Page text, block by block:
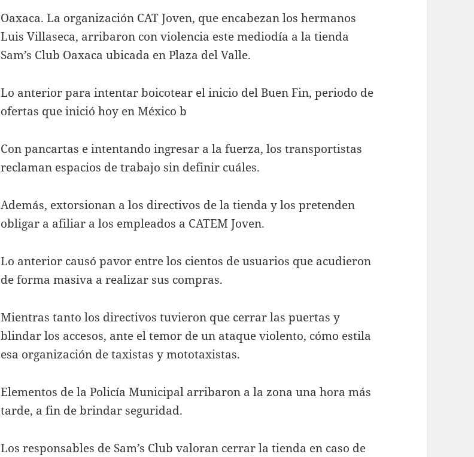
Oaxaca. La organización CAT Joven, que encabezan los hermanos
Luis Villaseca, arribaron con violencia este mediodía a la tienda
Sam’s Club Oaxaca ubicada en Plaza del Valle.
Lo anterior para intentar boicotear el inicio del Buen Fin, periodo de
ofertas que inició hoy en México b
Con pancartas e intentando ingresar a la fuerza, los transportistas
reclaman espacios de trabajo sin definir cuáles.
Además, extorsionan a los directivos de la tienda y los pretenden
obligar a afiliar a los empleados a CATEM Joven.
Lo anterior causó pavor entre los cientos de usuarios que acudieron
de forma masiva a realizar sus compras.
Mientras tanto los directivos tuvieron que cerrar las puertas y
blindar los accesos, ante el temor de un ataque violento, cómo estila
esa organización de taxistas y mototaxistas.
Elementos de la Policía Municipal arribaron a la zona una hora más
tarde, a fin de brindar seguridad.
Los responsables de Sam’s Club valoran cerrar la tienda en caso de